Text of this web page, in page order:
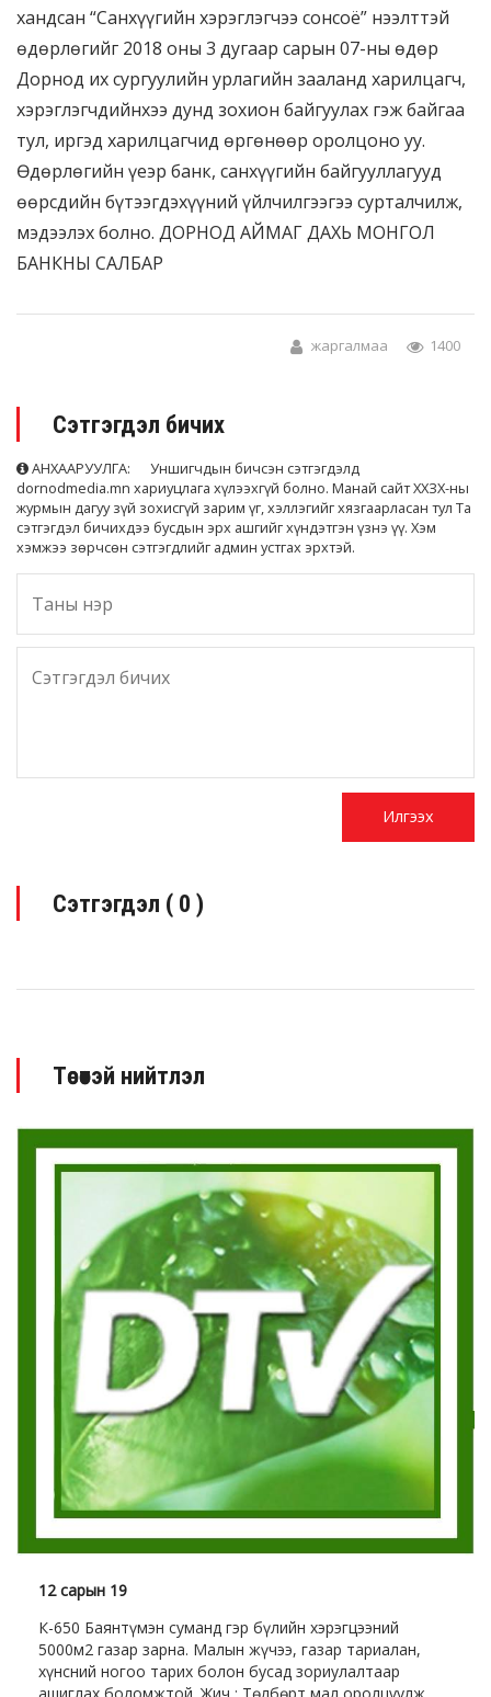
хандсан “Санхүүгийн хэрэглэгчээ сонсоё” нээлттэй
өдөрлөгийг 2018 оны 3 дугаар сарын 07-ны өдөр
Дорнод их сургуулийн урлагийн зааланд харилцагч,
хэрэглэгчдийнхээ дунд зохион байгуулах гэж байгаа
тул, иргэд харилцагчид өргөнөөр оролцоно уу.
Өдөрлөгийн үеэр банк, санхүүгийн байгууллагууд
өөрсдийн бүтээгдэхүүний үйлчилгээгээ сурталчилж,
мэдээлэх болно. ДОРНОД АЙМАГ ДАХЬ МОНГОЛ
БАНКНЫ САЛБАР
жаргалмаа 1400
Сэтгэгдэл бичих
АНХААРУУЛГА: Уншигчдын бичсэн сэтгэгдэлд
dornodmedia.mn хариуцлага хүлээхгүй болно. Манай сайт ХХЗХ-ны
журмын дагуу зүй зохисгүй зарим үг, хэллэгийг хязгаарласан тул Та
сэтгэгдэл бичихдээ бусдын эрх ашгийг хүндэтгэн үзнэ үү. Хэм
хэмжээ зөрчсөн сэтгэгдлийг админ устгах эрхтэй.
Сэтгэгдэл ( 0 )
Төсөөтэй нийтлэл
12 сарын 19
К-650 Баянтүмэн суманд гэр бүлийн хэрэгцээний
5000м2 газар зарна. Малын жүчээ, газар тариалан,
хүнсний ногоо тарих болон бусад зориулалтаар
ашиглах боломжтой. Жич : Төлбөрт мал оролцуулж